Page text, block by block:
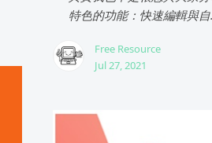
特色的功能：快速編輯與自
Free Resource
Jul 27, 2021